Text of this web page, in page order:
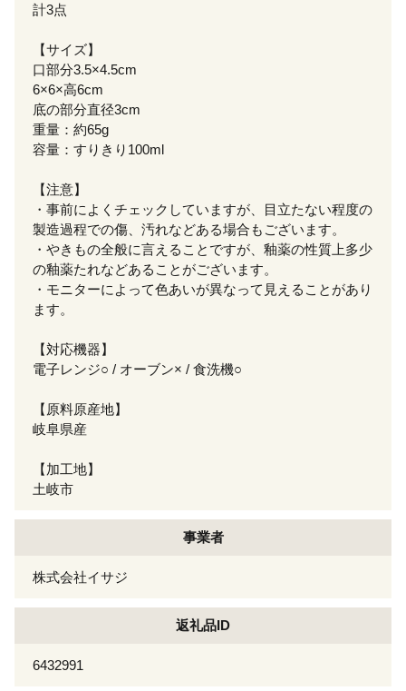
計3点
【サイズ】
口部分3.5×4.5cm
6×6×高6cm
底の部分直径3cm
重量：約65g
容量：すりきり100ml
【注意】
・事前によくチェックしていますが、目立たない程度の
製造過程での傷、汚れなどある場合もございます。
・やきもの全般に言えることですが、釉薬の性質上多少
の釉薬たれなどあることがございます。
・モニターによって色あいが異なって見えることがあり
ます。
【対応機器】
電子レンジ○ / オーブン× / 食洗機○
【原料原産地】
岐阜県産
【加工地】
土岐市
事業者
株式会社イサジ
返礼品ID
6432991